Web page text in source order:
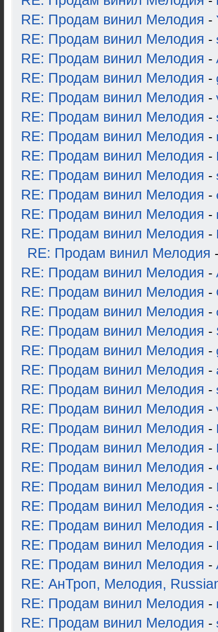
RE: Продам винил Мелодия -
RE: Продам винил Мелодия -
RE: Продам винил Мелодия -
RE: Продам винил Мелодия -
RE: Продам винил Мелодия -
RE: Продам винил Мелодия -
RE: Продам винил Мелодия -
RE: Продам винил Мелодия -
RE: Продам винил Мелодия -
RE: Продам винил Мелодия -
RE: Продам винил Мелодия -
RE: Продам винил Мелодия -
RE: Продам винил Мелодия
RE: Продам винил Мелодия -
RE: Продам винил Мелодия -
RE: Продам винил Мелодия -
RE: Продам винил Мелодия -
RE: Продам винил Мелодия -
RE: Продам винил Мелодия -
RE: Продам винил Мелодия -
RE: Продам винил Мелодия -
RE: Продам винил Мелодия -
RE: Продам винил Мелодия -
RE: Продам винил Мелодия -
RE: Продам винил Мелодия -
RE: Продам винил Мелодия -
RE: Продам винил Мелодия -
RE: Продам винил Мелодия -
RE: Продам винил Мелодия -
RE: АнТроп, Мелодия,
RE: Продам винил Мелодия -
RE: Продам винил Мелодия -